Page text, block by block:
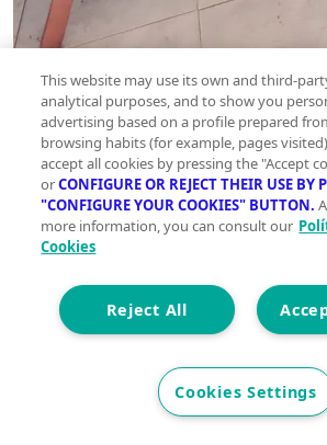
This website may use its own and third-
analytical purposes, and to show you
advertising based on a profile prepared
browsing habits (for example, pages
accept all cookies by pressing the "Accept
orCONFIGURE OR REJECT THEIR USE BY
"CONFIGURE YOUR COOKIES" BUTTON.
more information, you can consult our
Cookies
Reject All
Cookies Settings